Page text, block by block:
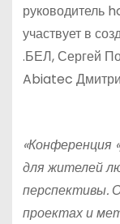
руководитель
участвует в
.БЕЛ, Сергей
Abiatec
«Конференция
для жителей
перспективы.
проектах и